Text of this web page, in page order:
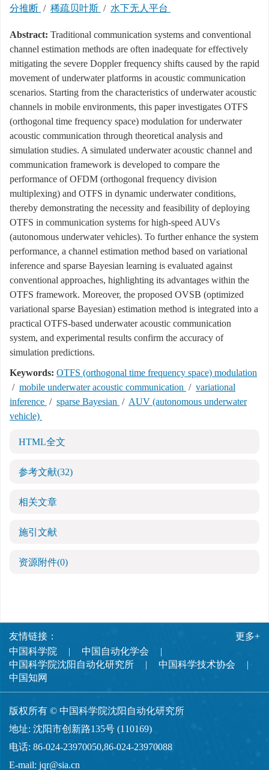
分推断 / 稀疏贝叶斯 / 水下无人平台
Abstract: Traditional communication systems and conventional
channel estimation methods are often inadequate for effectively
mitigating the severe Doppler frequency shifts caused by the rapid
movement of underwater platforms in acoustic communication
scenarios. Starting from the characteristics of underwater acoustic
channels in mobile environments, this paper investigates OTFS
(orthogonal time frequency space) modulation for underwater
acoustic communication through theoretical analysis and
simulation studies. A simulated underwater acoustic channel and
communication framework is developed to compare the
performance of OFDM (orthogonal frequency division
multiplexing) and OTFS in dynamic underwater conditions,
thereby demonstrating the necessity and feasibility of deploying
OTFS in communication systems for high-speed AUVs
(autonomous underwater vehicles). To further enhance the system
performance, a channel estimation method based on variational
inference and sparse Bayesian learning is evaluated against
conventional approaches, highlighting its advantages within the
OTFS framework. Moreover, the proposed OVSB (optimized
variational sparse Bayesian) estimation method is integrated into a
practical OTFS-based underwater acoustic communication
system, and experimental results confirm the accuracy of
simulation predictions.
Keywords: OTFS (orthogonal time frequency space) modulation
/ mobile underwater acoustic communication / variational
inference / sparse Bayesian / AUV (autonomous underwater
vehicle)
HTML全文
参考文献(32)
相关文章
施引文献
资源附件(0)
友情链接：
中国科学院
中国自动化学会
中国科学院沈阳自动化研究所
中国科学技术协会
中国知网
更多+
版权所有 © 中国科学院沈阳自动化研究所
地址: 沈阳市创新路135号 (110169)
电话: 86-024-23970050,86-024-23970088
E-mail: jqr@sia.cn